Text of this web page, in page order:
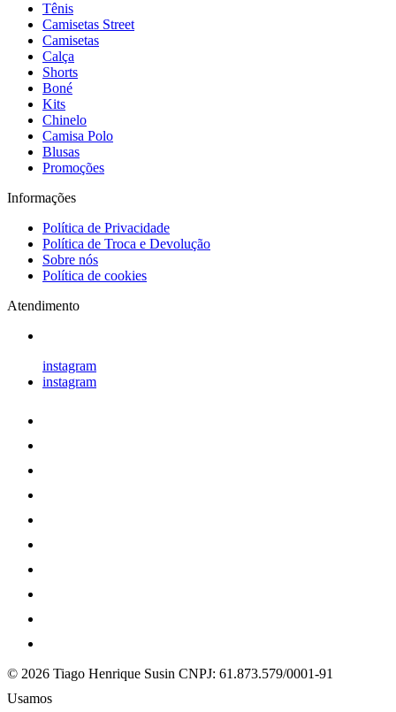
Tênis
Camisetas Street
Camisetas
Calça
Shorts
Boné
Kits
Chinelo
Camisa Polo
Blusas
Promoções
Informações
Política de Privacidade
Política de Troca e Devolução
Sobre nós
Política de cookies
Atendimento
instagram
instagram
© 2026 Tiago Henrique Susin CNPJ: 61.873.579/0001-91
Usamos